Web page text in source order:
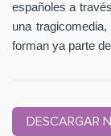
españoles a
una
forman ya parte
DESCARGAR